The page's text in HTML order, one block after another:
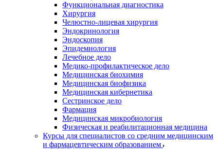
Функциональная диагностика
Хирургия
Челюстно-лицевая хирургия
Эндокринология
Эндоскопия
Эпидемиология
Лечебное дело
Медико-профилактическое дело
Медицинская биохимия
Медицинская биофизика
Медицинская кибернетика
Сестринское дело
Фармация
Медицинская микробиология
Физическая и реабилитационная медицина
Курсы для специалистов со средним медицинским
и фармацевтическим образованием